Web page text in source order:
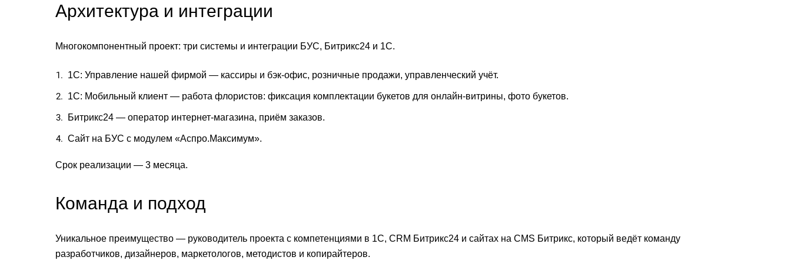
Архитектура и интеграции
Многокомпонентный проект: три системы и интеграции БУС, Битрикс24 и 1С.
1С: Управление нашей фирмой — кассиры и бэк-офис, розничные продажи, управленческий учёт.
1С: Мобильный клиент — работа флористов: фиксация комплектации букетов для онлайн-витрины, фото букетов.
Битрикс24 — оператор интернет-магазина, приём заказов.
Сайт на БУС с модулем «Аспро.Максимум».
Срок реализации — 3 месяца.
Команда и подход
Уникальное преимущество — руководитель проекта с компетенциями в 1С, CRM Битрикс24 и сайтах на CMS Битрикс, который ведёт команду
разработчиков, дизайнеров, маркетологов, методистов и копирайтеров.